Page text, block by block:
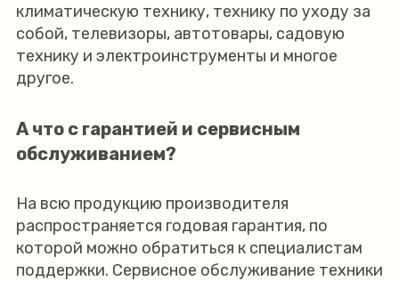
климатическую технику, технику по уходу за
собой, телевизоры, автотовары, садовую
технику и электроинструменты и многое
другое.
А что с гарантией и сервисным
обслуживанием?
На всю продукцию производителя
распространяется годовая гарантия, по
которой можно обратиться к специалистам
поддержки. Сервисное обслуживание техники